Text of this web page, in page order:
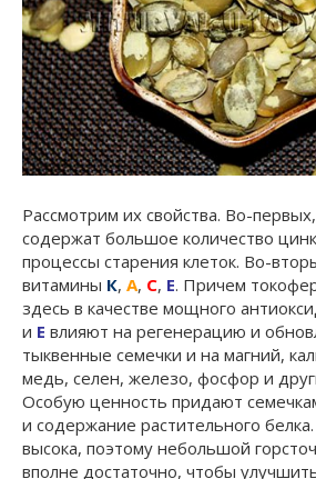
Рассмотрим их свойства. Во-
содержат большое количество
процессы старения клеток. Во-
витамины К, А, С, Е. Причем
здесь в качестве мощного
и Е влияют на регенерацию и
тыквенные семечки и на магний,
медь, селен, железо, фосфор и
Особую ценность придают
и содержание растительного
высока, поэтому небольшой
вполне достаточно, чтобы